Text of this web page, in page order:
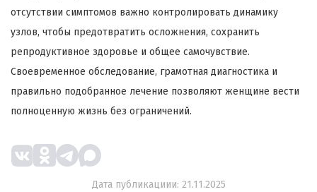
отсутствии симптомов важно контролировать динамику
узлов, чтобы предотвратить осложнения, сохранить
репродуктивное здоровье и общее самочувствие.
Своевременное обследование, грамотная диагностика и
правильно подобранное лечение позволяют женщине вести
полноценную жизнь без ограничений.
Дата публикациии: 21.11.2025